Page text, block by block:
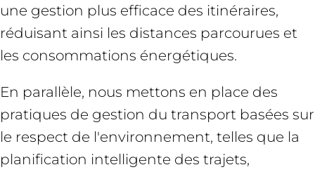
une gestion plus efficace des itinéraires,
réduisant ainsi les distances parcourues et
les consommations énergétiques.
En parallèle, nous mettons en place des
pratiques de gestion du transport basées sur
le respect de l'environnement, telles que la
planification intelligente des trajets,